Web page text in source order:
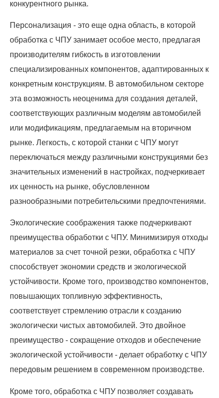
конкурентного рынка.
Персонализация - это еще одна область, в которой
обработка с ЧПУ занимает особое место, предлагая
производителям гибкость в изготовлении
специализированных компонентов, адаптированных к
конкретным конструкциям. В автомобильном секторе
эта возможность неоценима для создания деталей,
соответствующих различным моделям автомобилей
или модификациям, предлагаемым на вторичном
рынке. Легкость, с которой станки с ЧПУ могут
переключаться между различными конструкциями без
значительных изменений в настройках, подчеркивает
их ценность на рынке, обусловленном
разнообразными потребительскими предпочтениями.
Экологические соображения также подчеркивают
преимущества обработки с ЧПУ. Минимизируя отходы
материалов за счет точной резки, обработка с ЧПУ
способствует экономии средств и экологической
устойчивости. Кроме того, производство компонентов,
повышающих топливную эффективность,
соответствует стремлению отрасли к созданию
экологически чистых автомобилей. Это двойное
преимущество - сокращение отходов и обеспечение
экологической устойчивости - делает обработку с ЧПУ
передовым решением в современном производстве.
Кроме того, обработка с ЧПУ позволяет создавать